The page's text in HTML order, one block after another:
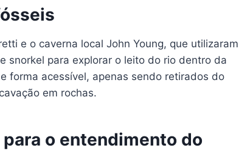
e o caverna local John Young, que utilizaram
snorkel para explorar o leito do rio dentro da
forma acessível, apenas sendo retirados do
em rochas.
o entendimento do